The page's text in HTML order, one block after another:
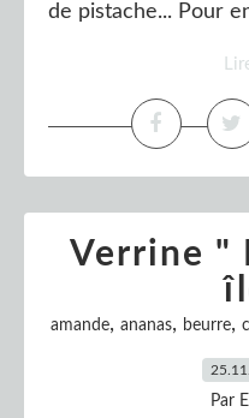
de pistache... Pour
Verrine "
amande, ananas, beurre,
Par